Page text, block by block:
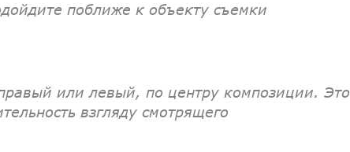
поближе к объекту съемки
или левый, по центру композиции. Это
взгляду смотрящего